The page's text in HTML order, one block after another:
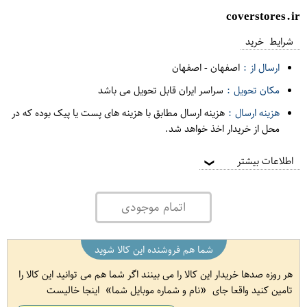
coverstores.ir
شرایط خرید
ارسال از : اصفهان-اصفهان
مکان تحویل : سراسر ایران قابل تحویل می باشد
هزینه ارسال : هزینه ارسال مطابق با هزینه های پست یا پیک بوده که در
محل از خریدار اخذ خواهد شد.
اطلاعات بیشتر ❯
اتمام موجودی
شما هم فروشنده این کالا شوید
هر روزه صدها خریدار این کالا را می بینند اگر شما هم می توانید این کالا را
تامین کنید واقعا جای
نام و شماره موبایل شما اینجا خالیست